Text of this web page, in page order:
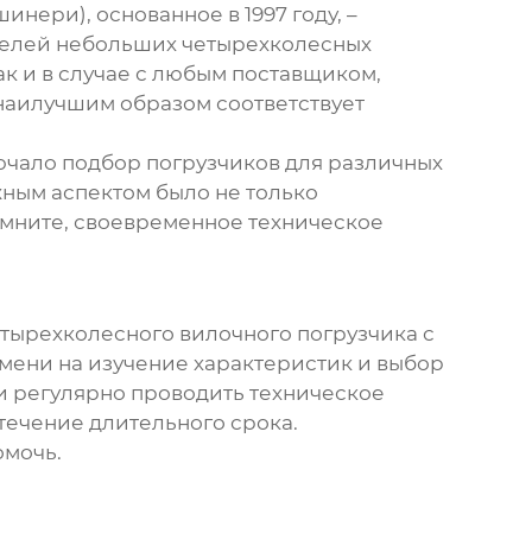
основанное в 1997 году, –
небольших четырехколесных
и в случае с любым поставщиком,
образом соответствует
подбор погрузчиков для различных
аспектом было не только
своевременное техническое
вилочного погрузчика с
на изучение характеристик и выбор
проводить техническое
длительного срока.